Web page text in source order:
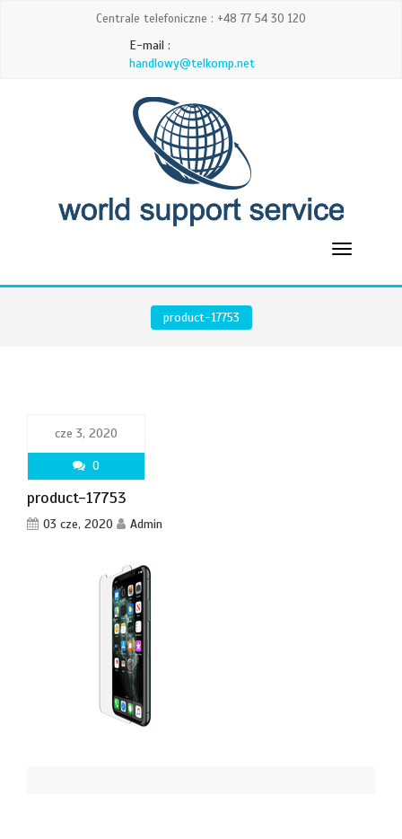
Centrale telefoniczne : +48 77 54 30 120
E-mail :
handlowy@telkomp.net
product-17753
cze 3, 2020
0
product-17753
03 cze, 2020 Admin